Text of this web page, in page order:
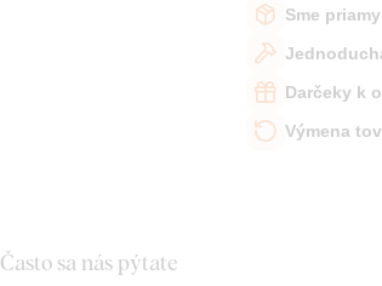
Sme
Darčeky k
Výmena
Často sa nás pýtate